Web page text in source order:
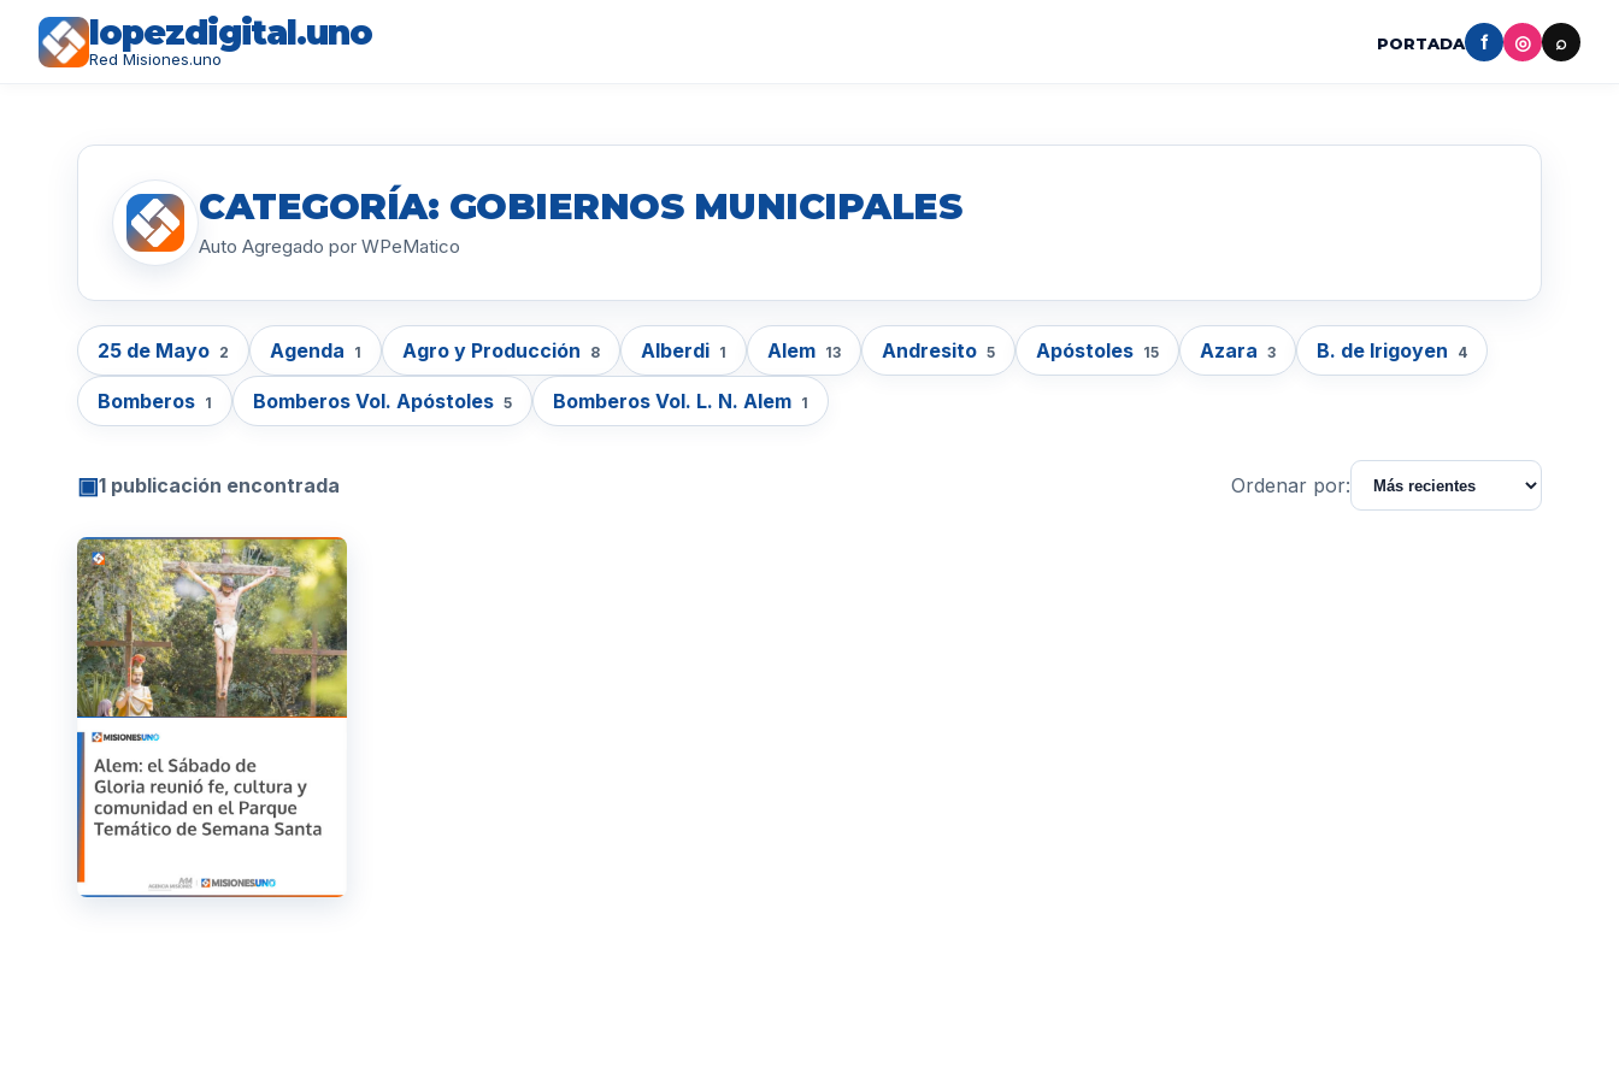
lopezdigital.uno
Red Misiones.uno
PORTADA f ◎ ⌕
CATEGORÍA: GOBIERNOS MUNICIPALES
Auto Agregado por WPeMatico
25 de Mayo 2 Agenda 1 Agro y Producción 8 Alberdi 1 Alem 13 Andresito 5 Apóstoles 15 Azara 3 B. de Irigoyen 4
Bomberos 1 Bomberos Vol. Apóstoles 5 Bomberos Vol. L. N. Alem 1
▣1 publicación encontrada Ordenar por: